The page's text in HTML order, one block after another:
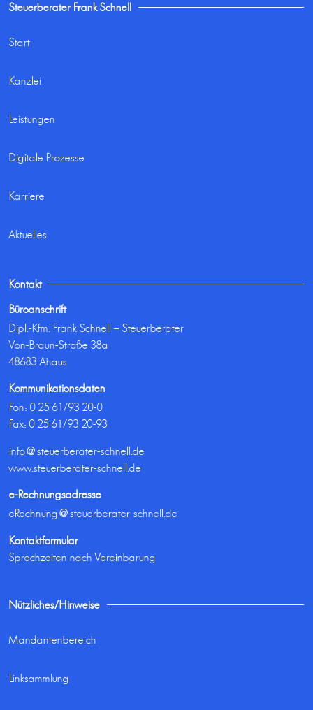
Steuerberater Frank Schnell
Start
Kanzlei
Leistungen
Digitale Prozesse
Karriere
Aktuelles
Kontakt
Büroanschrift
Dipl.-Kfm. Frank Schnell – Steuerberater
Von-Braun-Straße 38a
48683 Ahaus
Kommunikationsdaten
Fon:0 25 61/93 20-0
Fax: 0 25 61/93 20-93
info@steuerberater-schnell.de
www.steuerberater-schnell.de
e-Rechnungsadresse
eRechnung@steuerberater-schnell.de
Kontaktformular
Sprechzeiten nach Vereinbarung
Nützliches/Hinweise
Mandantenbereich
Linksammlung